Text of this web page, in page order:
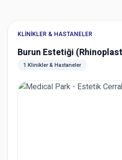
KLINIKLER & HASTANELER
Burun Estetiği
1 Klinikler & Hastaneler